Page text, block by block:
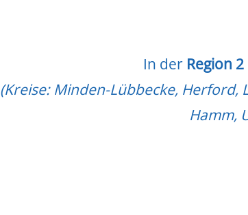
In der Region 2
(Kreise: Minden-Lübbecke, Herford,
Hamm,